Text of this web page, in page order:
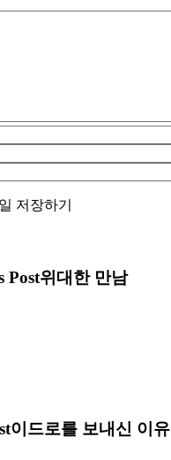
저장하기
Post위대한 만남
이드로를 보내신 이유